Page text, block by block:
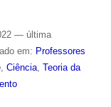
— última
em: Professores
, Ciência, Teoria da